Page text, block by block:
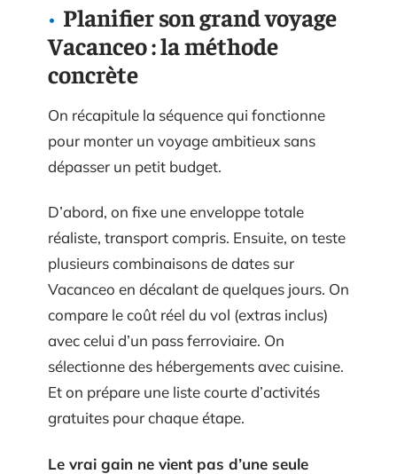
Planifier son grand voyage
Vacanceo : la méthode
concrète
On récapitule la séquence qui fonctionne
pour monter un voyage ambitieux sans
dépasser un petit budget.
D’abord, on fixe une enveloppe totale
réaliste, transport compris. Ensuite, on teste
plusieurs combinaisons de dates sur
Vacanceo en décalant de quelques jours. On
compare le coût réel du vol (extras inclus)
avec celui d’un pass ferroviaire. On
sélectionne des hébergements avec cuisine.
Et on prépare une liste courte d’activités
gratuites pour chaque étape.
Le vrai gain ne vient pas d’une seule